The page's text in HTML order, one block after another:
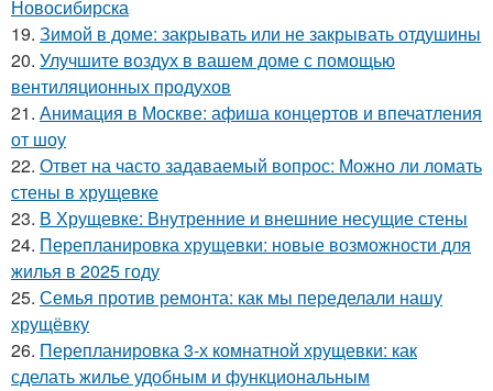
Новосибирска
19. Зимой в доме: закрывать или не закрывать отдушины
20. Улучшите воздух в вашем доме с помощью
вентиляционных продухов
21. Анимация в Москве: афиша концертов и впечатления
от шоу
22. Ответ на часто задаваемый вопрос: Можно ли ломать
стены в хрущевке
23. В Хрущевке: Внутренние и внешние несущие стены
24. Перепланировка хрущевки: новые возможности для
жилья в 2025 году
25. Семья против ремонта: как мы переделали нашу
хрущёвку
26. Перепланировка 3-х комнатной хрущевки: как
сделать жилье удобным и функциональным